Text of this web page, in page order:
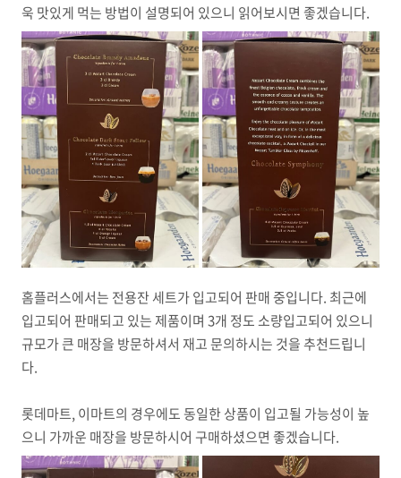
욱 맛있게 먹는 방법이 설명되어 있으니 읽어보시면 좋겠습니다.
홈플러스에서는 전용잔 세트가 입고되어 판매 중입니다. 최근에
입고되어 판매되고 있는 제품이며 3개 정도 소량입고되어 있으니
규모가 큰 매장을 방문하셔서 재고 문의하시는 것을 추천드립니
다.
롯데마트, 이마트의 경우에도 동일한 상품이 입고될 가능성이 높
으니 가까운 매장을 방문하시어 구매하셨으면 좋겠습니다.